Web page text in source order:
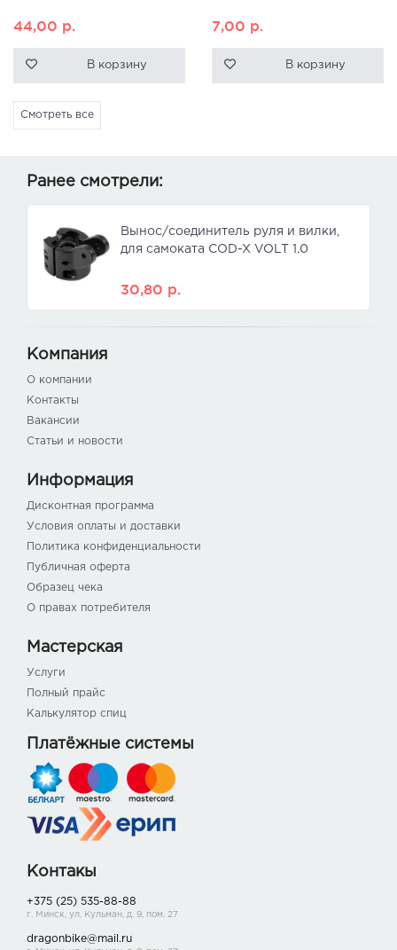
44,00 р.
В корзину
7,00 р.
В корзину
Смотреть все
Ранее смотрели:
Вынос/соединитель руля и вилки,
для самоката COD-X VOLT 1.0
30,80 р.
Компания
О компании
Контакты
Вакансии
Статьи и новости
Информация
Дисконтная программа
Условия оплаты и доставки
Политика конфиденциальности
Публичная оферта
Образец чека
О правах потребителя
Мастерская
Услуги
Полный прайс
Калькулятор спиц
Платёжные системы
Контакы
+375 (25) 535-88-88
г. Минск, ул. Кульман, д. 9, пом. 27
dragonbike@mail.ru